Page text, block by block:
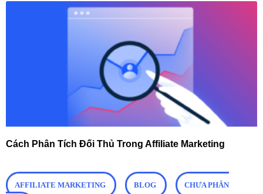
AFFILIATE MARKETING BLOG CHƯA PHÂN
Cách Phân Tích Đối Thủ Trong Affiliate Marketing